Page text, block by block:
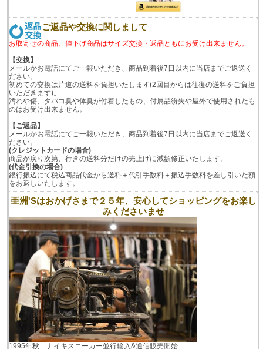
ご返品や交換に関しまして
お取寄せの商品、値下げ商品はサイズ交換・返品ともにお受け出来ません。
【交換】
メールかお電話にてご一報いただき、商品到着後7日以内に当店までご返送く
ださい。
初めての交換は片道の送料を負担いたします(2回目からは往復の送料をご負担
いただきます)。
汚れや傷、タバコ臭や体臭が付着したもの、付属品紛失や屋外で使用されたも
のはお受け出来ません。
【ご返品】
メールかお電話にてご一報いただき、商品到着後7日以内に当店までご返送く
ださい。
(クレジットカードの場合)
商品が戻り次第、行きの送料分だけの売上げに減額修正いたします。
(代金引換の場合)
銀行振込にて税込商品代金から送料＋代引手数料＋振込手数料を差し引いた額
をお返しいたします。
亜洲'Sはおかげさまで２５年、安心してショッピングをお楽し
みくださいませ
1995年秋 ナイキスニーカー並行輸入&通信販売開始